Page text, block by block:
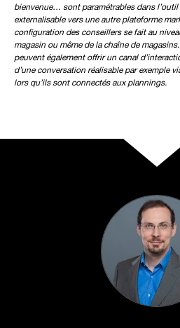
bienvenue… sont paramétrables dans
externalisable vers une autre plateforme
configuration des conseillers se fait au
magasin ou même de la chaîne de
peuvent également offrir un canal
d’une conversation réalisable par exemple
lors qu’ils sont connectés aux plannings.